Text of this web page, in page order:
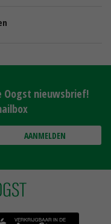
Oogst nieuwsbrief!
AANMELDEN